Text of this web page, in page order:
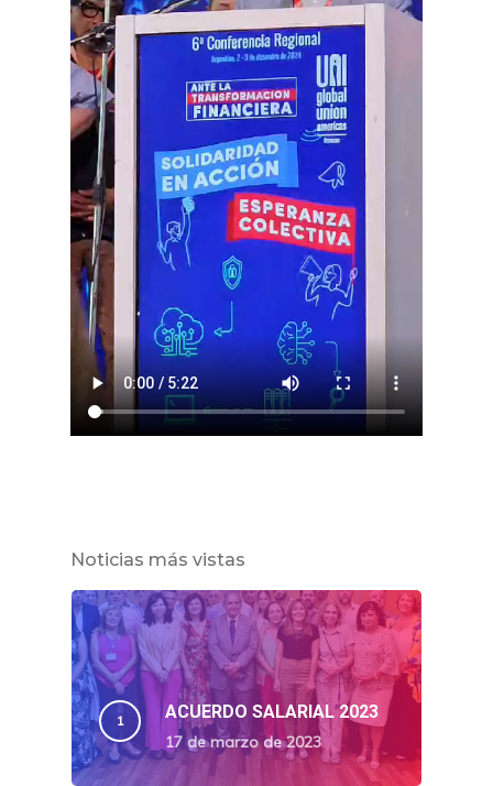
Noticias más vistas
ACUERDO SALARIAL 2023
17 de marzo de 2023